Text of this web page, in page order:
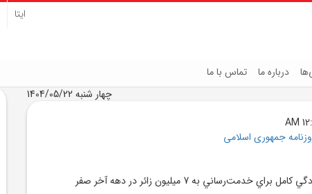
ایتا
درباره ما تماس با ما
چهار شنبه 1404/05/22
جمهوری اسلامی